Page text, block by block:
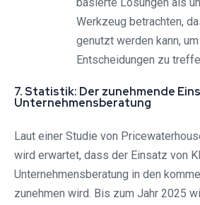
Werkzeug betrachten,
genutzt werden kann,
Entscheidungen zu
7. Statistik: Der zunehmende
Unternehmensberatung
Laut einer Studie von
wird erwartet, dass der Einsatz von KI
Unternehmensberatung in den
zunehmen wird. Bis zum Jahr 2025